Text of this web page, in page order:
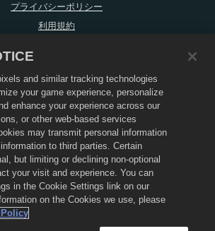
プライバシーポリシー
利用規約
返金ポリシー
Cookieポリシー
ストアサポート
ゲームサポート
Cookie設定
CityおよびDragon CityのロゴはSocial Point S.L.の
・転載禁止。 Dragon CityストアはZynga, Inc.が運営して
Cityのゲーム内でのみ有効です。 オファーの有無や価格
は地域によって異なります。
and similar tracking technologies
your game experience, personalize
enhance your experience across our
or other web-based services
may transmit personal information
to third parties. Certain
but limiting or declining non-optional
your visit and experience. You can
in the Cookie Settings link on our
on the Cookies we use, please